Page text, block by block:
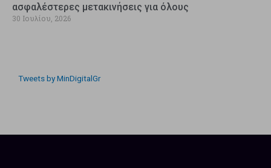
ασφαλέστερες μετακινήσεις για όλους
30 Ιουλίου, 2026
Tweets by MinDigitalGr